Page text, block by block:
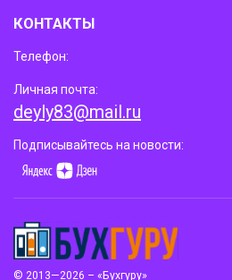
© 2013—2026 – «Бухгуру»
КОНТАКТЫ
Телефон:
Личная почта:
deyly83@mail.ru
Подписывайтесь на новости: